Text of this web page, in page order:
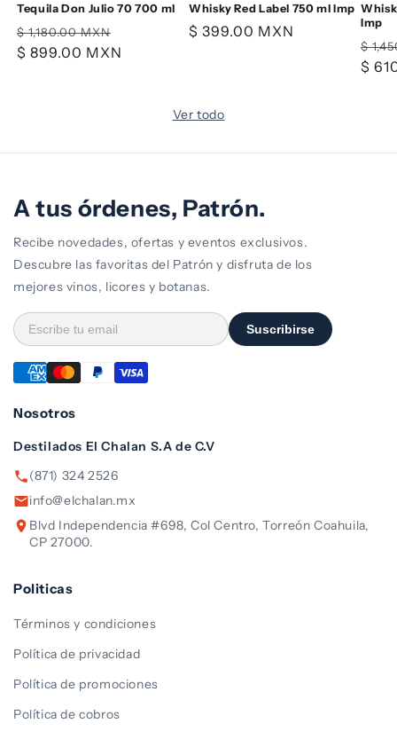
Tequila Don Julio 70 700 ml
Precio
habitual
$ 1,180.00 MXN
de
$ 899.00 MXN
Whisky Red Label 750 ml Imp
Precio
$ 399.00 MXN
Imp
$
$
Ver todo
A tus órdenes, Patrón.
Recibe novedades, ofertas y eventos exclusivos.
Descubre las favoritas del Patrón y disfruta de los
mejores vinos, licores y botanas.
Suscribirse
Nosotros
Destilados El Chalan S.A de C.V
(871) 324 2526
info@elchalan.mx
Blvd Independencia #698, Col Centro, Torreón Coahuila,
CP 27000.
Politicas
Términos y condiciones
Política de privacidad
Política de promociones
Política de cobros